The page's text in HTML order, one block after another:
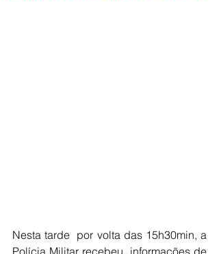
Nesta tarde  por volta das 15h30min, a